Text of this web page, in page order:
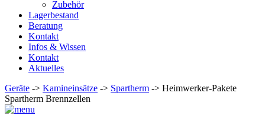
Zubehör
Lagerbestand
Beratung
Kontakt
Infos & Wissen
Kontakt
Aktuelles
Geräte -> Kamineinsätze -> Spartherm -> Heimwerker-Pakete
Spartherm Brennzellen